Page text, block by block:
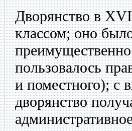
Дворянство в
классом; оно
пользовалось
и поместного); с
дворянство